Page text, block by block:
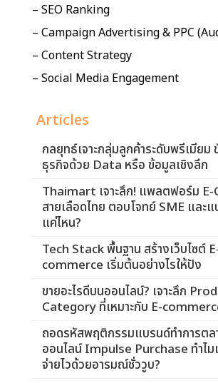
– SEO Ranking
– Campaign Advertising & PPC
– Content Strategy
– Social Media Engagement
Articles
กลยุทธ์เจาะกลุ่มลูกค้าระดับพรีเมียม
ธุรกิจด้วย Data หรือ ข้อมูลเชิงลึก
Thaimart เจาะลึก! แพลตฟอร์ม
สายเลือดไทย ตอบโจทย์ SME และ
แค่ไหน?
Tech Stack พื้นฐาน สร้างเว็บไซต์
commerce เริ่มต้นอย่างไรให้ปัง
ขายอะไรดีบนออนไลน์? เจาะลึก
Category ที่เหมาะกับ E-
ถอดรหัสพฤติกรรมแบรนด์ทำการตล
ออนไลน์ Impulse Purchase ทำไม
จ่ายไวด้วยอารมณ์ชั่ววูบ?